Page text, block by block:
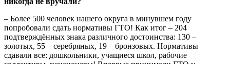
– Более 500 человек нашего округа в минувшем году
попробовали сдать нормативы ГТО! Как итог – 204
подтверждённых знака различного достоинства: 130 –
золотых, 55 – серебряных, 19 – бронзовых. Нормативы
сдавали все: дошкольники, учащиеся школ, рабочие